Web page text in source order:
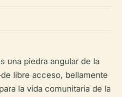
una piedra angular de la
libre acceso, bellamente
la vida comunitaria de la